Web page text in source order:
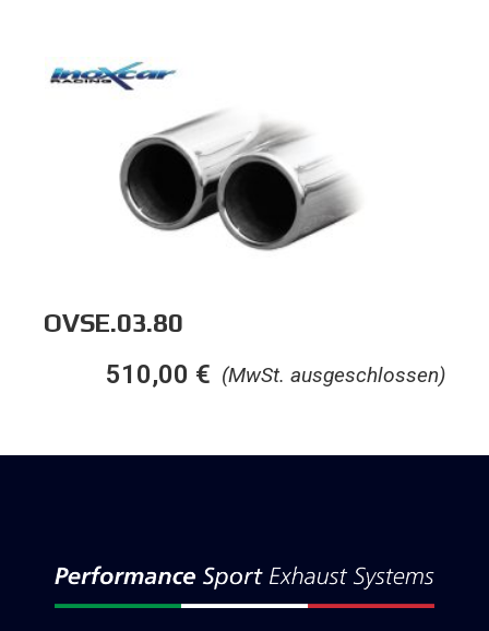
OVSE.03.80
(MwSt. ausgeschlossen)
510,00 €